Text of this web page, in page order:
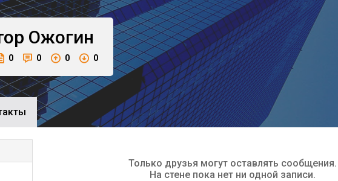
Ожогин
0 0 0 0
Только друзья могут оставлять сообщения.
На стене пока нет ни одной записи.